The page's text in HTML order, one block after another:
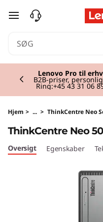
T
k
C
n
spring til hovedindhold
Lenovo Pro til
B2B-priser,
Ring:+45 43 31 06
Currently displaying
Hjem > ... > ThinkCentre Neo
ThinkCentre Neo
Oversigt Egenskaber